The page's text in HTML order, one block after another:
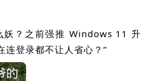
妖？之前强推 Windows 11 升
连登录都不让人省心？”